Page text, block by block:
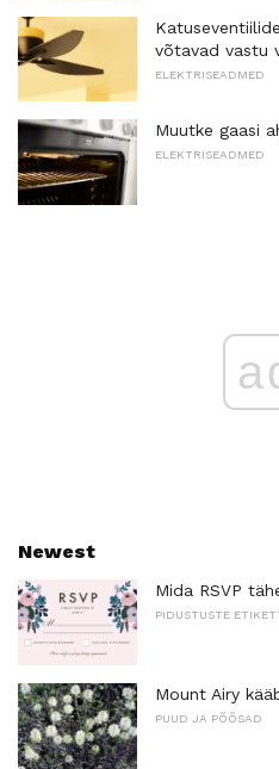
võtavad vastu
ELEKTRISEADMED
Muutke gaasi
ELEKTRISEADMED
Newest
Mida RSVP
PIDUSTUSTE
Mount Airy
PUUD JA PÕÕSAD